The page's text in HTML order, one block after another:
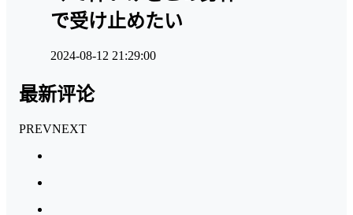
で受け止めたい
2024-08-12 21:29:00
最新评论
PREVNEXT